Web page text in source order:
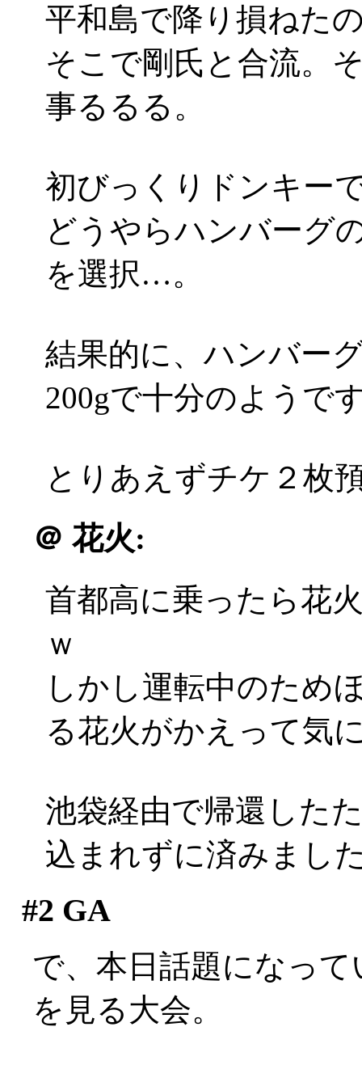
平和島で降り損ねた
そこで剛氏と合流。
事るるる。
初びっくりドンキー
どうやらハンバーグ
を選択…。
結果的に、ハンバー
200gで十分のようで
とりあえずチケ２枚
＠ 花火:
首都高に乗ったら花
ｗ
しかし運転中のため
る花火がかえって気
池袋経由で帰還した
込まれずに済みまし
#2 GA
で、本日話題になっ
を見る大会。